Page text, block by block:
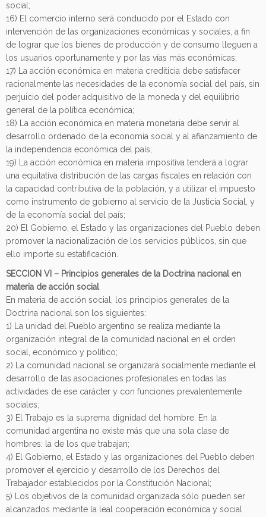
social;
16) El comercio interno será conducido por el Estado con
intervención de las organizaciones económicas y sociales, a fin
de lograr que los bienes de producción y de consumo lleguen a
los usuarios oportunamente y por las vías más económicas;
17) La acción económica en materia crediticia debe satisfacer
racionalmente las necesidades de la economía social del país, sin
perjuicio del poder adquisitivo de la moneda y del equilibrio
general de la política económica;
18) La acción económica en materia monetaria debe servir al
desarrollo ordenado de la economía social y al afianzamiento de
la independencia económica del país;
19) La acción económica en materia impositiva tenderá a lograr
una equitativa distribución de las cargas fiscales en relación con
la capacidad contributiva de la población, y a utilizar el impuesto
como instrumento de gobierno al servicio de la Justicia Social, y
de la economía social del país;
20) El Gobierno, el Estado y las organizaciones del Pueblo deben
promover la nacionalización de los servicios públicos, sin que
ello importe su estatificación.
SECCION VI – Principios generales de la Doctrina nacional en
materia de acción social
En materia de acción social, los principios generales de la
Doctrina nacional son los siguientes:
1) La unidad del Pueblo argentino se realiza mediante la
organización integral de la comunidad nacional en el orden
social, económico y político;
2) La comunidad nacional se organizará socialmente mediante el
desarrollo de las asociaciones profesionales en todas las
actividades de ese carácter y con funciones prevalentemente
sociales;
3) El Trabajo es la suprema dignidad del hombre. En la
comunidad argentina no existe más que una sola clase de
hombres: la de los que trabajan;
4) El Gobierno, el Estado y las organizaciones del Pueblo deben
promover el ejercicio y desarrollo de los Derechos del
Trabajador establecidos por la Constitución Nacional;
5) Los objetivos de la comunidad organizada sólo pueden ser
alcanzados mediante la leal cooperación económica y social